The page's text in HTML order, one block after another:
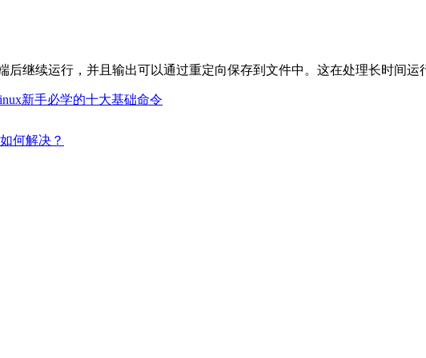
继续运行，并且输出可以通过重定向保存到文件中。这在处理长时间运
新手必学的十大基础命令
何解决？